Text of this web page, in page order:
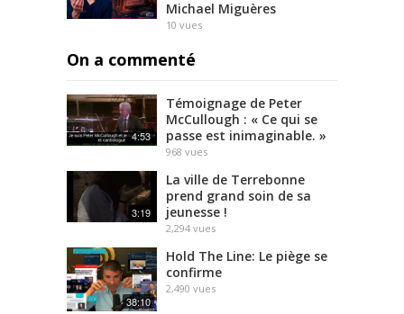
Michael Miguères
10 vues
On a commenté
4:53
Témoignage de Peter
McCullough : « Ce qui se
passe est inimaginable. »
968 vues
3:19
La ville de Terrebonne
prend grand soin de sa
jeunesse !
2,294 vues
38:10
Hold The Line: Le piège se
confirme
2,490 vues